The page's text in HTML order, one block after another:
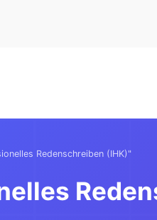
Redenschreiben (IHK)"